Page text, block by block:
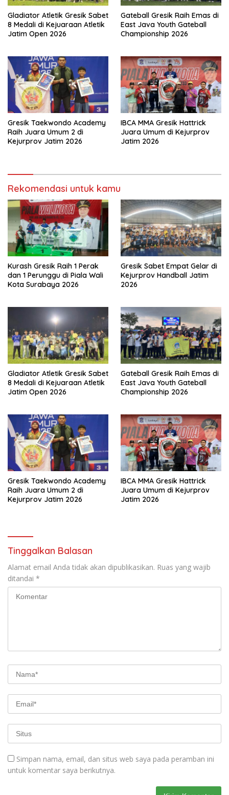
Gladiator Atletik Gresik Sabet
8 Medali di Kejuaraan Atletik
Jatim Open 2026
Gateball Gresik Raih Emas di
East Java Youth Gateball
Championship 2026
Gresik Taekwondo Academy
Raih Juara Umum 2 di
Kejurprov Jatim 2026
IBCA MMA Gresik Hattrick
Juara Umum di Kejurprov
Jatim 2026
Rekomendasi untuk kamu
Kurash Gresik Raih 1 Perak
dan 1 Perunggu di Piala Wali
Kota Surabaya 2026
Gresik Sabet Empat Gelar di
Kejurprov Handball Jatim
2026
Gladiator Atletik Gresik Sabet
8 Medali di Kejuaraan Atletik
Jatim Open 2026
Gateball Gresik Raih Emas di
East Java Youth Gateball
Championship 2026
Gresik Taekwondo Academy
Raih Juara Umum 2 di
Kejurprov Jatim 2026
IBCA MMA Gresik Hattrick
Juara Umum di Kejurprov
Jatim 2026
Tinggalkan Balasan
Alamat email Anda tidak akan dipublikasikan. Ruas yang wajib
ditandai *
Simpan nama, email, dan situs web saya pada peramban ini
untuk komentar saya berikutnya.